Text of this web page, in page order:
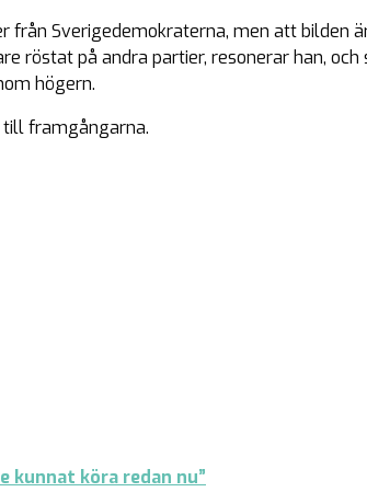
Sverigedemokraterna, men att bilden
röstat på andra partier, resonerar han,
högern.
framgångarna.
kunnat köra redan nu”